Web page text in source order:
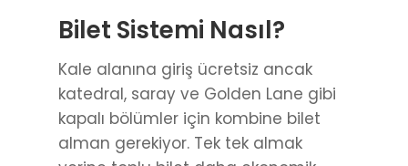
Bilet Sistemi Nasıl?
Kale alanına giriş ücretsiz ancak
katedral, saray ve Golden Lane gibi
kapalı bölümler için kombine bilet
alman gerekiyor. Tek tek almak